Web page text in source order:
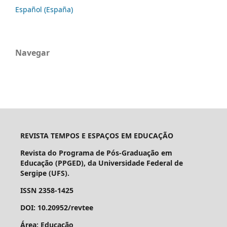
Español (España)
Navegar
REVISTA TEMPOS E ESPAÇOS EM EDUCAÇÃO
Revista do Programa de Pós-Graduação em
Educação (PPGED), da Universidade Federal de
Sergipe (UFS).
ISSN 2358-1425
DOI: 10.20952/revtee
Área: Educação